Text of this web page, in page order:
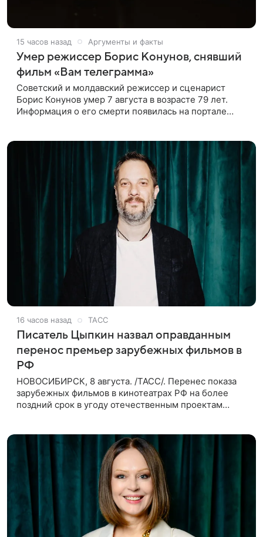
15 часов назад Аргументы и факты
Умер режиссер Борис Конунов, снявший
фильм «Вам телеграмма»
Советский и молдавский режиссер и сценарист
Борис Конунов умер 7 августа в возрасте 79 лет.
Информация о его смерти появилась на портале
16 часов назад ТАСС
Писатель Цыпкин назвал оправданным
перенос премьер зарубежных фильмов в
РФ
НОВОСИБИРСК, 8 августа. /ТАСС/. Перенес показа
зарубежных фильмов в кинотеатрах РФ на более
поздний срок в угоду отечественным проектам